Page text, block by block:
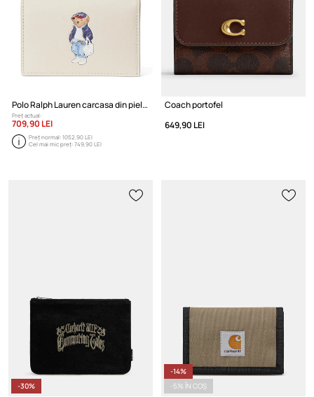
Polo Ralph Lauren carcasa din piele
Preț actual:
709,90 LEI
Preț normal:1052,90 LEI
Cel mai mic preț:749,90 LEI
Coach portofel
649,90 LEI
-30%
-14%
-5% ÎN COȘ